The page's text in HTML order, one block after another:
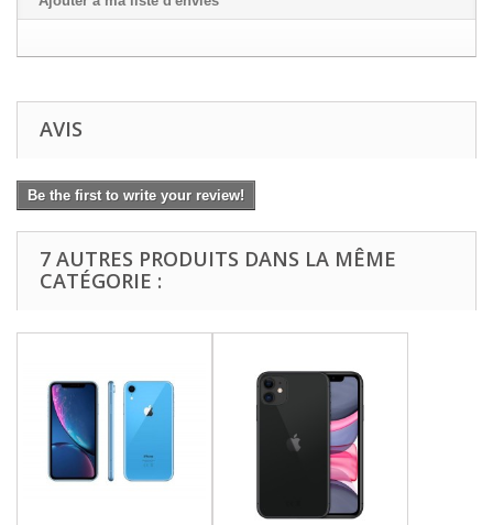
AVIS
Be the first to write your review!
7 AUTRES PRODUITS DANS LA MÊME
CATÉGORIE :